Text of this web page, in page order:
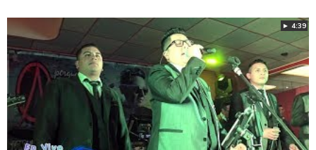
► 4:39